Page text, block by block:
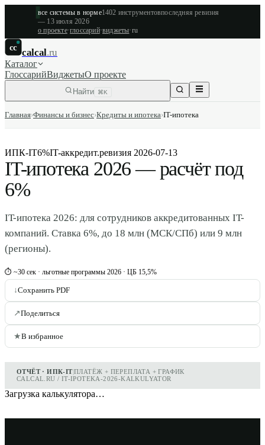
все системы в норме1402 инструментовпоследняя ревизия
— 13 июля 2026
о проекте·глоссарий·виджеты·ru
cc calcal.ru
Каталог
ГлоссарийВиджетыО проекте
Найти ⌘K
Главная›Финансы и бизнес›Кредиты и ипотека›IT-ипотека
ИПК-IT6%IT-аккредит.ревизия 2026-07-13
IT-ипотека 2026 — расчёт под
6%
IT-ипотека 2026: для сотрудников аккредитованных IT-
компаний. Ставка 6%, до 18 млн (МСК/СПб) или 9 млн
(регионы).
⏱ ~30 сек · льготные программы 2026 · ЦБ 15,5%
↓Сохранить PDF
↗Поделиться
★В избранное
ОТЧЁТ · ИПК-IT|ПЛАТЁЖ + ПЕРЕПЛАТА + ГРАФИК
CALCAL.RU / IT-IPOTEKA-2026-KALKULYATOR
Загрузка калькулятора…